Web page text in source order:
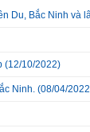
Du, Bắc Ninh và
(12/10/2022)
Ninh. (08/04/